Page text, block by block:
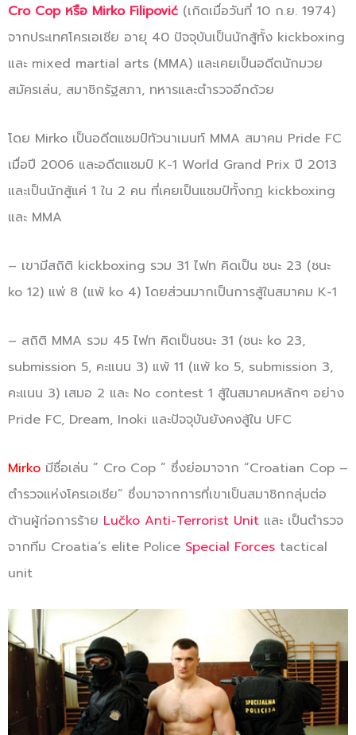
Cro Cop หรือ Mirko Filipović (เกิดเมื่อวันที่ 10 ก.ย. 1974)
จากประเทศโครเอเชีย อายุ 40 ปัจจุบันเป็นนักสู้ทั้ง kickboxing
และ mixed martial arts (MMA) และเคยเป็นอดีตนักมวย
สมัครเล่น, สมาชิกรัฐสภา, ทหารและตำรวจอีกด้วย
โดย Mirko เป็นอดีตแชมป์ทัวนาเมนท์ MMA สมาคม Pride FC
เมื่อปี 2006 และอดีตแชมป์ K-1 World Grand Prix ปี 2013
และเป็นนักสู้แค่ 1 ใน 2 คน ที่เคยเป็นแชมป์ทั้งกฏ kickboxing
และ MMA
– เขามีสถิติ kickboxing รวม 31 ไฟท คิดเป็น ชนะ 23 (ชนะ
ko 12) แพ่ 8 (แพ้ ko 4) โดยส่วนมากเป็นการสู้ในสมาคม K-1
– สถิติ MMA รวม 45 ไฟท คิดเป็นชนะ 31 (ชนะ ko 23,
submission 5, คะแนน 3) แพ้ 11 (แพ้ ko 5, submission 3,
คะแนน 3) เสมอ 2 และ No contest 1 สู้ในสมาคมหลักๆ อย่าง
Pride FC, Dream, Inoki และปัจจุบันยังคงสู้ใน UFC
Mirko มีชื่อเล่น ” Cro Cop ” ซึ่งย่อมาจาก “Croatian Cop –
ตำรวจแห่งโครเอเชีย” ซึ่งมาจากการที่เขาเป็นสมาชิกกลุ่มต่อ
ต้านผู้ก่อการร้าย Lučko Anti-Terrorist Unit และ เป็นตำรวจ
จากทีม Croatia’s elite Police Special Forces tactical
unit